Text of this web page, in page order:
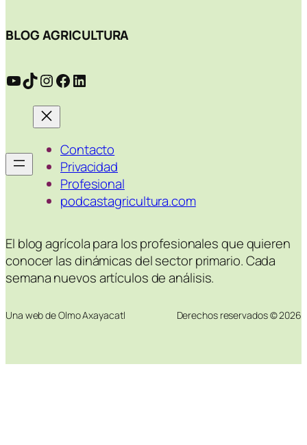
BLOG AGRICULTURA
YouTube
TikTok
Instagram
Facebook
LinkedIn
Contacto
Privacidad
Profesional
podcastagricultura.com
El blog agrícola para los profesionales que quieren
conocer las dinámicas del sector primario. Cada
semana nuevos artículos de análisis.
Una web de Olmo Axayacatl Derechos reservados © 2026